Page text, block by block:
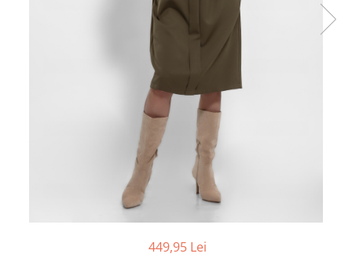
449,95 Lei